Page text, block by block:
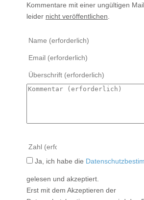
Kommentare mit einer ungültigen
leider nicht veröffentlichen
Ja, ich habe die
gelesen und akzeptiert.
Erst mit dem Akzeptieren der